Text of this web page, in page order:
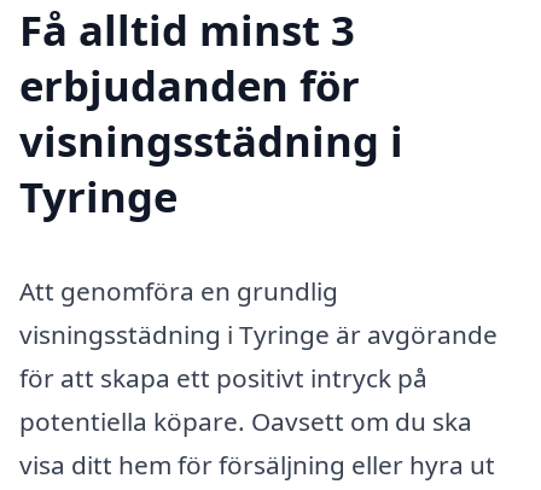
Få alltid minst 3
erbjudanden för
visningsstädning i
Tyringe
Att genomföra en grundlig
visningsstädning i Tyringe är avgörande
för att skapa ett positivt intryck på
potentiella köpare. Oavsett om du ska
visa ditt hem för försäljning eller hyra ut